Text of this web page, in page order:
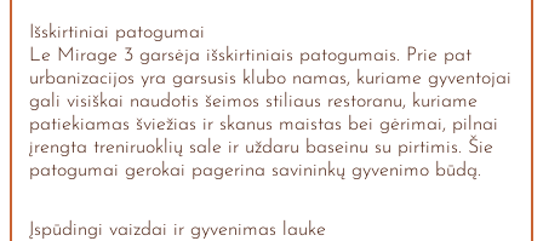
Išskirtiniai patogumai
Le Mirage 3 garsėja išskirtiniais patogumais. Prie pat
urbanizacijos yra garsusis klubo namas, kuriame gyventojai
gali visiškai naudotis šeimos stiliaus restoranu, kuriame
patiekiamas šviežias ir skanus maistas bei gėrimai, pilnai
įrengta treniruoklių sale ir uždaru baseinu su pirtimis. Šie
patogumai gerokai pagerina savininkų gyvenimo būdą.
Įspūdingi vaizdai ir gyvenimas lauke